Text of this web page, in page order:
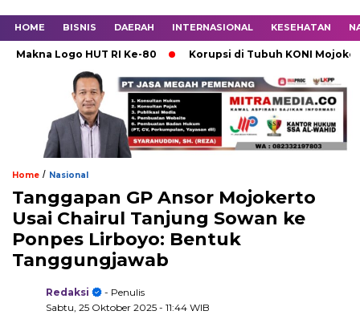
HOME BISNIS DAERAH INTERNASIONAL KESEHATAN
Logo HUT RI Ke-80 Korupsi di Tubuh KONI Mojokerto
Home / Nasional
Tanggapan GP Ansor Mojokerto
Usai Chairul Tanjung Sowan ke
Ponpes Lirboyo: Bentuk
Tanggungjawab
Redaksi
- Penulis
Sabtu, 25 Oktober 2025 - 11:44 WIB